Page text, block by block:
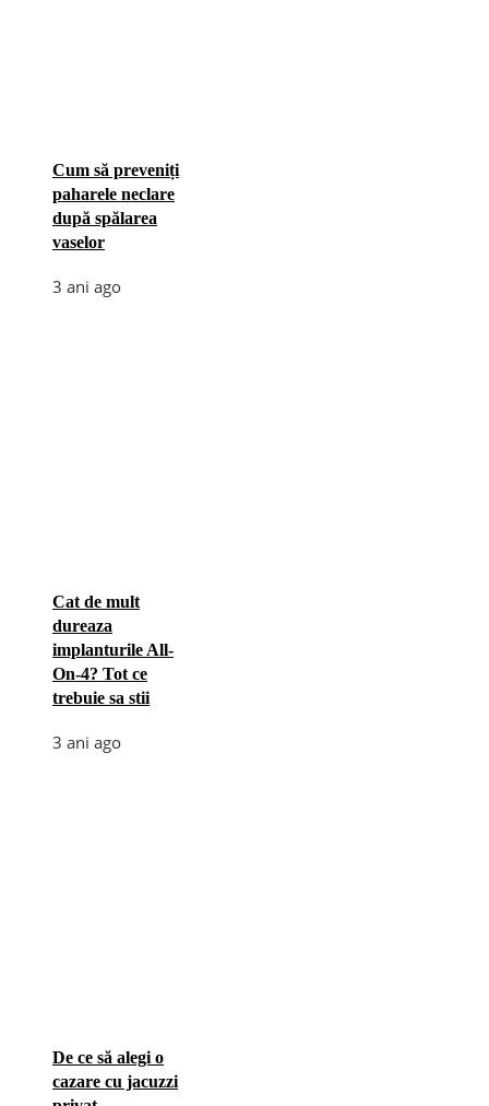
Cum să preveniți
paharele neclare
după spălarea
vaselor
3 ani ago
Cat de mult
dureaza
implanturile All-
On-4? Tot ce
trebuie sa stii
3 ani ago
De ce să alegi o
cazare cu jacuzzi